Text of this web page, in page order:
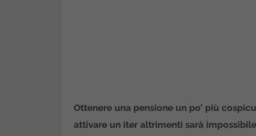
Ottenere una pensione un po’ più
attivare un iter altrimenti sarà